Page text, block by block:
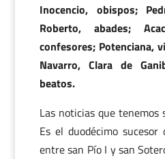
Inocencio, obispos;
Roberto, abades;
confesores; Potenciana,
Navarro, Clara de
beatos.
Las noticias que tenemos
Es el duodécimo
entre san Pío I y san